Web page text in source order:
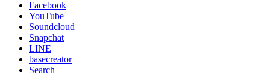
Facebook
YouTube
Soundcloud
Snapchat
LINE
basecreator
Search